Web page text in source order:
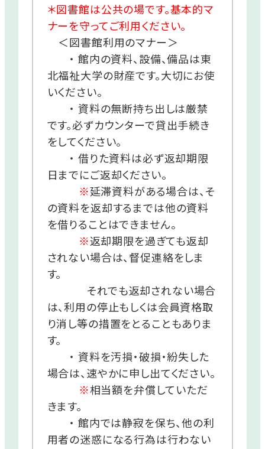
＊図書館は公共の場です。基本的マ
ナーを守ってご利用ください。
＜図書館利用のマナー＞
・ 館内の資料、設備、備品は東
北福祉大学の財産です。大切にお使
いください。
・ 資料の無断持ち出しは厳禁
です。必ずカウンターで貸出手続き
をしてください。
・ 借りた資料は必ず返却期限
日までにご返却ください。
※延滞資料がある場合は、そ
の資料を返却するまでは他の資料
を借りることはできません。
※返却期限を過ぎても返却
されない場合は、督促連絡をしま
す。
それでも返却されない場合
は、利用の停止もしくは会員資格取
り消し等の措置をとることもありま
す。
・ 資料を汚損・破損・紛失した
場合は、速やかに申し出てください。
※相当額を弁償していただ
きます。
・ 館内では静寂を保ち、他の利
用者の迷惑になる行為は行わない